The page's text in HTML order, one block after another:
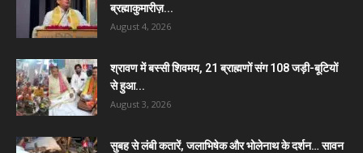
ब्रह्माकुमारीज़...
August 4, 2026
श्रावण में बस्सी शिवमय, 21 ब्राह्मणों संग 108 जड़ी-बूटियों
से हुआ...
August 3, 2026
सुबह से लंबी कतारें, जलाभिषेक और भोलेनाथ के दर्शन… सावन